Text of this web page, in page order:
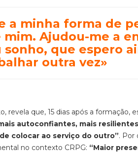
a minha forma de
Ajudou-me a
que espero
outra vez»
que, 15 dias após a formação,
autoconfiantes, mais
colocar ao serviço do outro”. Por
no contexto CRPG: “Maior